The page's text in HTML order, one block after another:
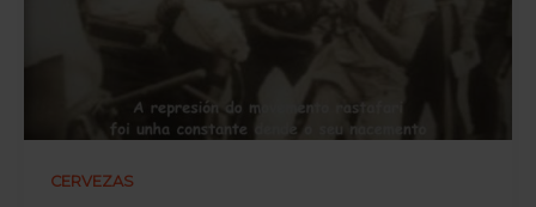
CERVEZAS